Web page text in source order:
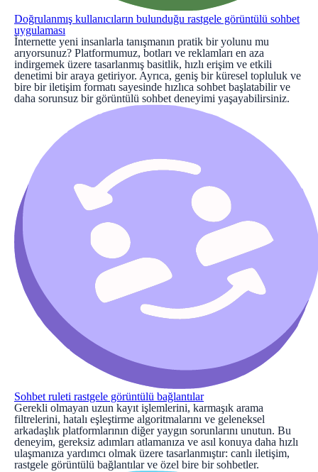
Doğrulanmış kullanıcıların bulunduğu rastgele görüntülü sohbet
uygulaması
İnternette yeni insanlarla tanışmanın pratik bir yolunu mu
arıyorsunuz? Platformumuz, botları ve reklamları en aza
indirgemek üzere tasarlanmış basitlik, hızlı erişim ve etkili
denetimi bir araya getiriyor. Ayrıca, geniş bir küresel topluluk ve
bire bir iletişim formatı sayesinde hızlıca sohbet başlatabilir ve
daha sorunsuz bir görüntülü sohbet deneyimi yaşayabilirsiniz.
Sohbet ruleti rastgele görüntülü bağlantılar
Gerekli olmayan uzun kayıt işlemlerini, karmaşık arama
filtrelerini, hatalı eşleştirme algoritmalarını ve geleneksel
arkadaşlık platformlarının diğer yaygın sorunlarını unutun. Bu
deneyim, gereksiz adımları atlamanıza ve asıl konuya daha hızlı
ulaşmanıza yardımcı olmak üzere tasarlanmıştır: canlı iletişim,
rastgele görüntülü bağlantılar ve özel bire bir sohbetler.